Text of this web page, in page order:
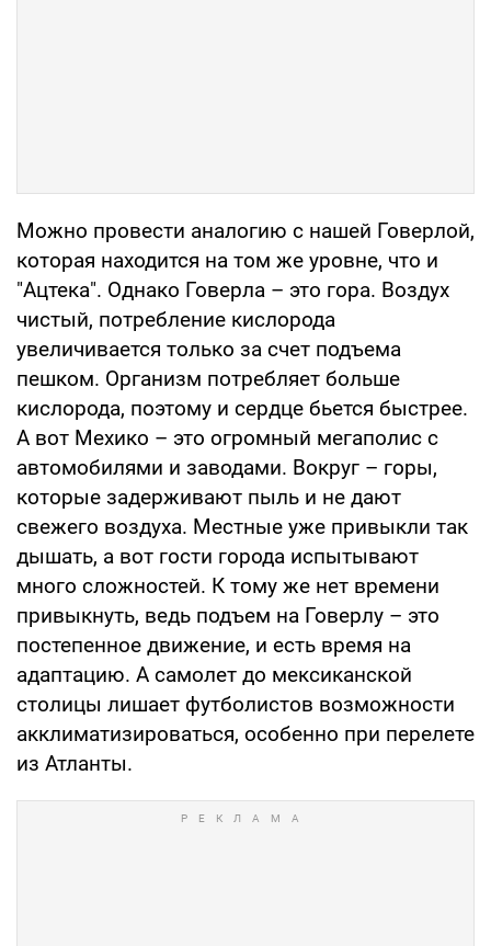
Можно провести аналогию с нашей Говерлой,
которая находится на том же уровне, что и
"Ацтека". Однако Говерла – это гора. Воздух
чистый, потребление кислорода
увеличивается только за счет подъема
пешком. Организм потребляет больше
кислорода, поэтому и сердце бьется быстрее.
А вот Мехико – это огромный мегаполис с
автомобилями и заводами. Вокруг – горы,
которые задерживают пыль и не дают
свежего воздуха. Местные уже привыкли так
дышать, а вот гости города испытывают
много сложностей. К тому же нет времени
привыкнуть, ведь подъем на Говерлу – это
постепенное движение, и есть время на
адаптацию. А самолет до мексиканской
столицы лишает футболистов возможности
акклиматизироваться, особенно при перелете
из Атланты.